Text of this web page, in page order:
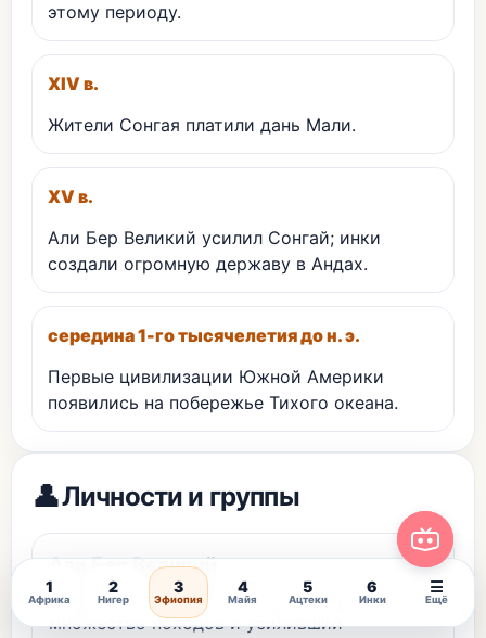
этому периоду.
XIV в.
Жители Сонгая платили дань Мали.
XV в.
Али Бер Великий усилил Сонгай; инки
создали огромную державу в Андах.
середина 1-го тысячелетия до н. э.
Первые цивилизации Южной Америки
появились на побережье Тихого океана.
👤Личности и группы
Али Бер Великий
Правитель Сонгая XV в., совершивший
множество походов и усиливший
1
Африка
2
Нигер
3
Эфиопия
4
Майя
5
Ацтеки
6
Инки
☰
Ещё